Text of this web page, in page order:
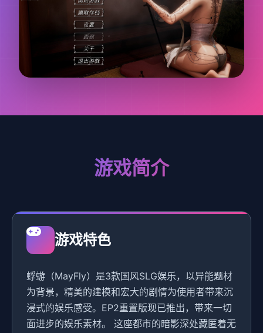
游戏简介
游戏特色
蜉蝣（MayFly）是3款国风SLG娱乐，以异能题材
为背景，精美的建模和宏大的剧情为使用者带来沉
浸式的娱乐感受。EP2重置版现已推出，带来一切
面进步的娱乐素材。 这座都市的暗影深处藏匿着无